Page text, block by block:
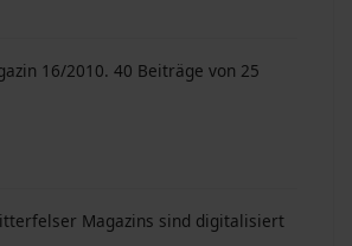
16/2010. 40 Beiträge von 25
Magazins sind digitalisiert